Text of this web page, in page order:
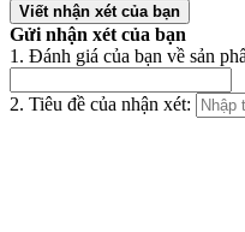
Viết nhận xét của bạn
Gửi nhận xét của bạn
1. Đánh giá của bạn về sản
2. Tiêu đề của nhận xét: